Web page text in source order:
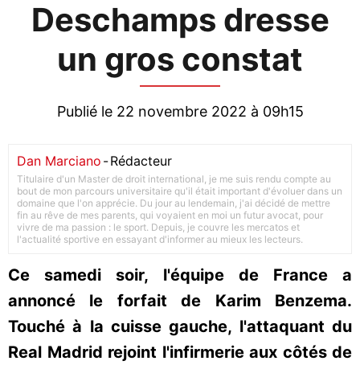
Deschamps dresse
un gros constat
Publié le 22 novembre 2022 à 09h15
Dan Marciano -Rédacteur
Titulaire d'un Master de droit international, je me suis rendu compte au
bout de mon parcours universitaire qu'il était important d'évoluer dans un
domaine que l'on apprécie. Du jour au lendemain, j'ai décidé de mettre
fin au rêve de mes parents, qui voyaient en moi un futur avocat, pour
vivre de ma passion : le sport. Depuis, je couvre les mercatos et
l'actualité sportive en essayant d'informer au mieux les lecteurs.
Ce samedi soir, l'équipe de France a
annoncé le forfait de Karim Benzema.
Touché à la cuisse gauche, l'attaquant du
Real Madrid rejoint l'infirmerie aux côtés de